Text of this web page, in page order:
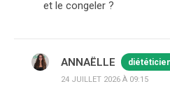
et le congeler ?
ANNAËLLE
24 JUILLET 2026 À 09:15